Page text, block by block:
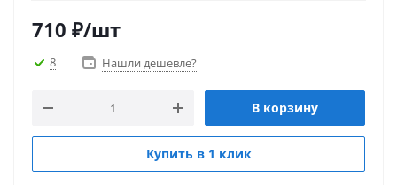
710 ₽/шт
8 Нашли дешевле?
В корзину
Купить в 1 клик